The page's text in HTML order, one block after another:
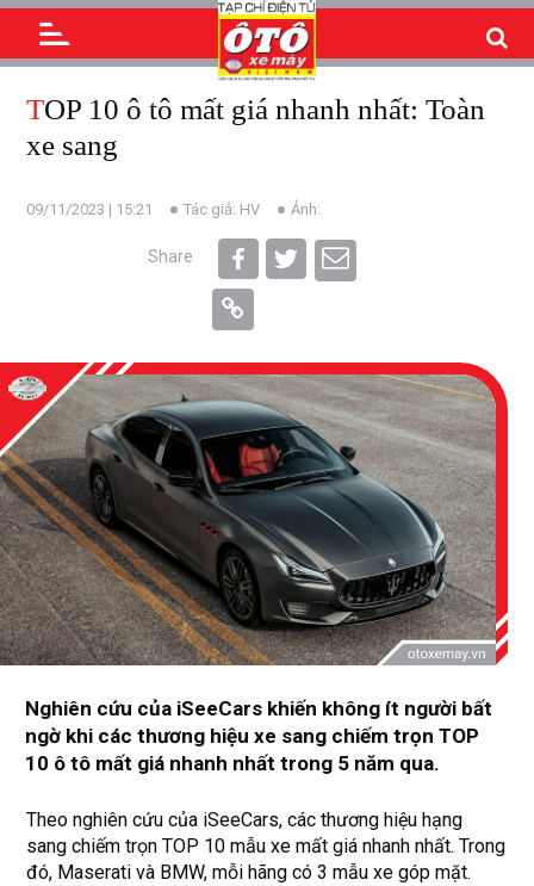
TOP 10 ô tô mất giá nhanh nhất: Toàn
xe sang
09/11/2023 | 15:21 Tác giả: HV Ảnh:
Share
Nghiên cứu của iSeeCars khiến không ít người bất
ngờ khi các thương hiệu xe sang chiếm trọn TOP
10 ô tô mất giá nhanh nhất trong 5 năm qua.
Theo nghiên cứu của iSeeCars, các thương hiệu hạng
sang chiếm trọn TOP 10 mẫu xe mất giá nhanh nhất. Trong
đó, Maserati và BMW, mỗi hãng có 3 mẫu xe góp mặt.